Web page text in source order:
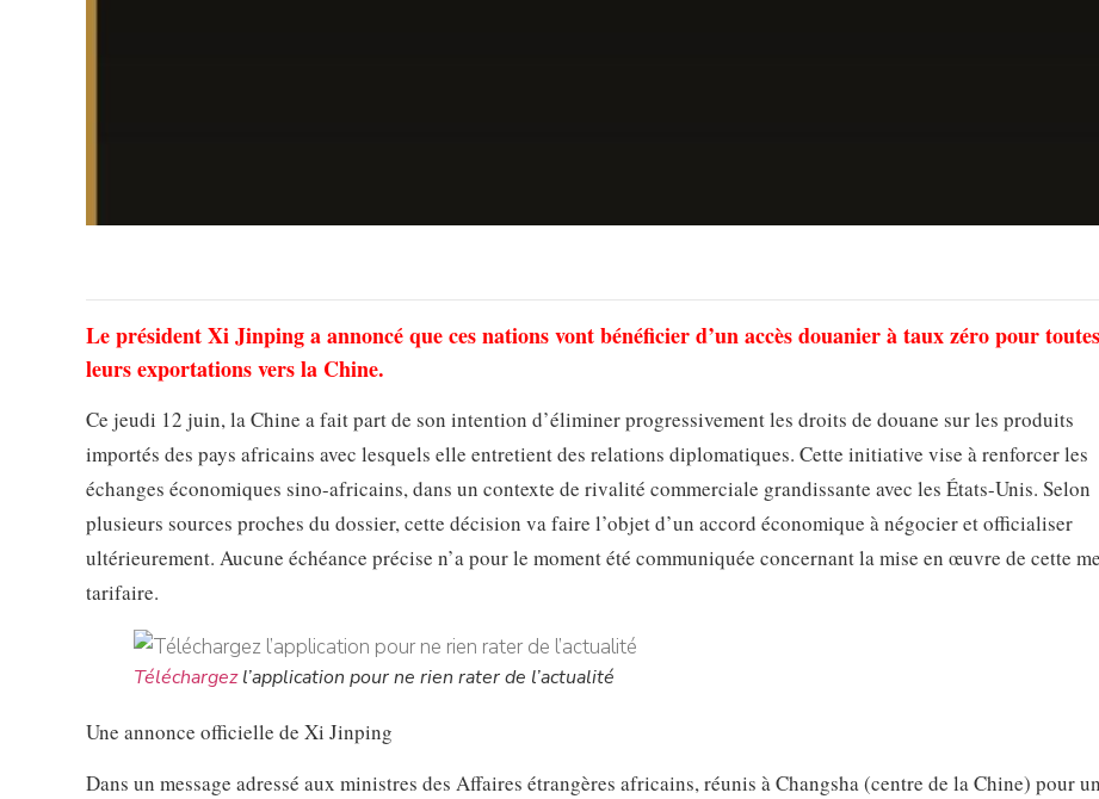
Le président Xi Jinping a annoncé que ces nations vont bénéficier d’un accès douanier à taux zéro pour toutes
leurs exportations vers la Chine.
Ce jeudi 12 juin, la Chine a fait part de son intention d’éliminer progressivement les droits de douane sur les produits
importés des pays africains avec lesquels elle entretient des relations diplomatiques. Cette initiative vise à renforcer les
échanges économiques sino-africains, dans un contexte de rivalité commerciale grandissante avec les États-Unis. Selon
plusieurs sources proches du dossier, cette décision va faire l’objet d’un accord économique à négocier et officialiser
ultérieurement. Aucune échéance précise n’a pour le moment été communiquée concernant la mise en œuvre de cette
tarifaire.
Téléchargezl’application pour ne rien rater de l’actualité
Une annonce officielle de Xi Jinping
Dans un message adressé aux ministres des Affaires étrangères africains, réunis à Changsha (centre de la Chine) pour